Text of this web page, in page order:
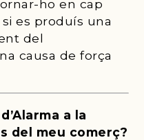
ho en cap
es produís una
del
causa de força
a la
del meu comerç?